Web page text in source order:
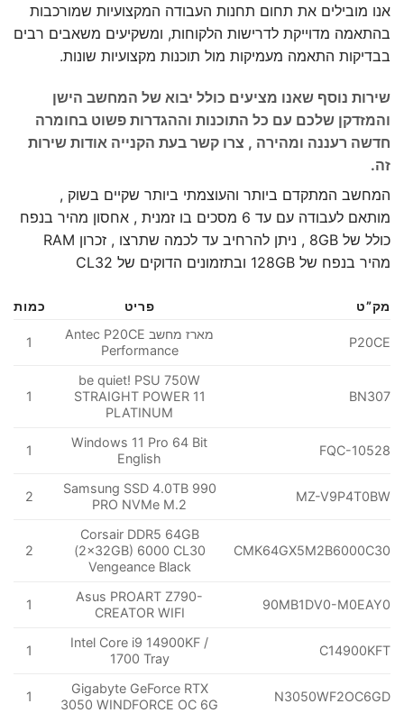
אנו מובילים את תחום תחנות העבודה המקצועיות שמורכבות
בהתאמה מדוייקת לדרישות הלקוחות, ומשקיעים משאבים רבים
בבדיקות התאמה מעמיקות מול תוכנות מקצועיות שונות.
שירות נוסף שאנו מציעים כולל יבוא של המחשב הישן
והמזדקן שלכם עם כל התוכנות וההגדרות פשוט בחומרה
חדשה רעננה ומהירה , צרו קשר בעת הקנייה אודות שירות
זה.
המחשב המתקדם ביותר והעוצמתי ביותר שקיים בשוק ,
מותאם לעבודה עם עד 6 מסכים בו זמנית , אחסון מהיר בנפח
כולל של 8GB , ניתן להרחיב עד לכמה שתרצו , זכרון RAM
מהיר בנפח של 128GB ובתזמונים הדוקים של CL32
מק”ט פריט כמות
P20CE
מארז מחשב Antec P20CE
Performance
1
BN307
be quiet! PSU 750W
STRAIGHT POWER 11
PLATINUM
1
FQC-10528
Windows 11 Pro 64 Bit
English
1
MZ-V9P4T0BW
Samsung SSD 4.0TB 990
PRO NVMe M.2
2
CMK64GX5M2B6000C30
Corsair DDR5 64GB
(2x32GB) 6000 CL30
Vengeance Black
2
90MB1DV0-M0EAY0
Asus PROART Z790-
CREATOR WIFI
1
C14900KFT
Intel Core i9 14900KF /
1700 Tray
1
N3050WF2OC6GD
Gigabyte GeForce RTX
3050 WINDFORCE OC 6G
1